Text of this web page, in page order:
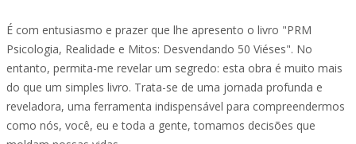
É com entusiasmo e prazer que lhe apresento o livro "PRM
Psicologia, Realidade e Mitos: Desvendando 50 Viéses". No
entanto, permita-me revelar um segredo: esta obra é muito mais
do que um simples livro. Trata-se de uma jornada profunda e
reveladora, uma ferramenta indispensável para compreendermos
como nós, você, eu e toda a gente, tomamos decisões que